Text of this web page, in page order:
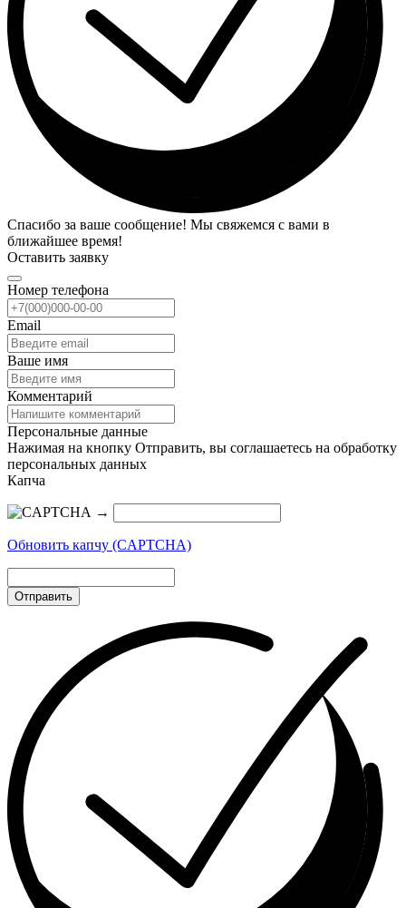
Спасибо за ваше сообщение! Мы свяжемся с вами в
ближайшее время!
Оставить заявку
Номер телефона
Email
Ваше имя
Комментарий
Персональные данные
Нажимая на кнопку Отправить, вы соглашаетесь на обработку
персональных данных
Капча
→
Обновить капчу (CAPTCHA)
Отправить